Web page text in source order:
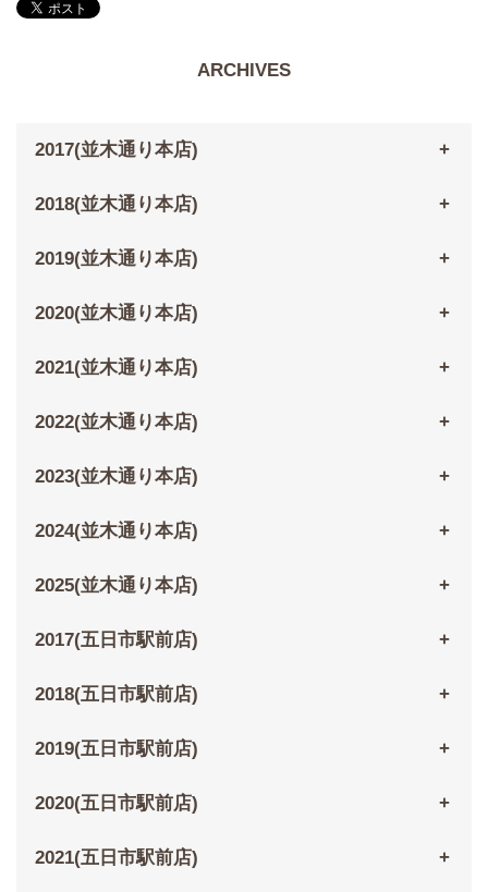
ARCHIVES
2017(並木通り本店)
2018(並木通り本店)
2019(並木通り本店)
2020(並木通り本店)
2021(並木通り本店)
2022(並木通り本店)
2023(並木通り本店)
2024(並木通り本店)
2025(並木通り本店)
2017(五日市駅前店)
2018(五日市駅前店)
2019(五日市駅前店)
2020(五日市駅前店)
2021(五日市駅前店)